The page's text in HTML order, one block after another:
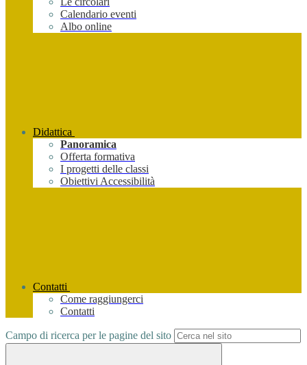
Calendario eventi
Albo online
Didattica
Panoramica
Offerta formativa
I progetti delle classi
Obiettivi Accessibilità
Contatti
Come raggiungerci
Contatti
Campo di ricerca per le pagine del sito